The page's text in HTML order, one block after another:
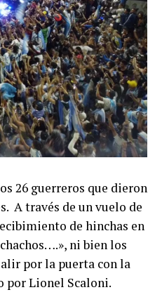
26 guerreros que dieron
A través de un vuelo de
de hinchas en
ni bien los
por la puerta con la
por Lionel Scaloni.